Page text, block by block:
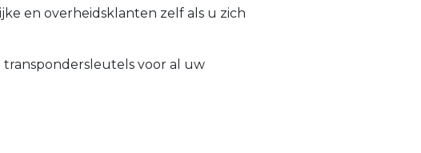
en overheidsklanten zelf als u zich
voor al uw